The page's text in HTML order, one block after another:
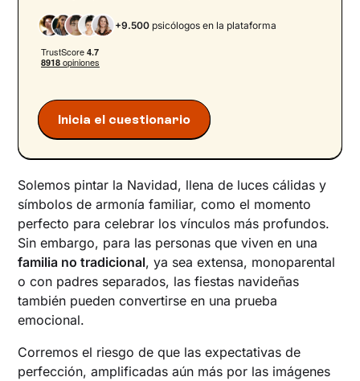
Crear nuevas tradiciones familiares en Navidad
Estrategias para favorecer el diálogo y la
autenticidad en la familia
Una Navidad más auténtica y tranquila es
Inicia el cuestionario
+9.500 psicólogos en la plataforma
Solemos pintar la Navidad, llena de luces cálidas y
símbolos de armonía familiar, como el momento
perfecto para celebrar los vínculos más profundos.
Sin embargo, para las personas que viven en una
familia no tradicional, ya sea extensa, monoparental
o con padres separados, las fiestas navideñas
también pueden convertirse en una prueba
emocional.
Corremos el riesgo de que las expectativas de
perfección, amplificadas aún más por las imágenes